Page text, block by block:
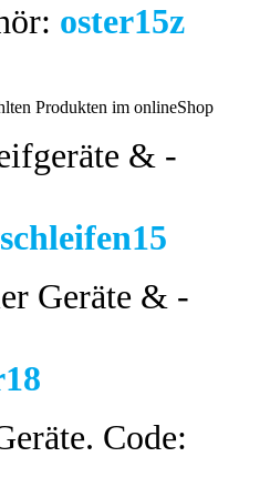
oster15z
Produkten im onlineShop
& -
Geräte & -
Code: